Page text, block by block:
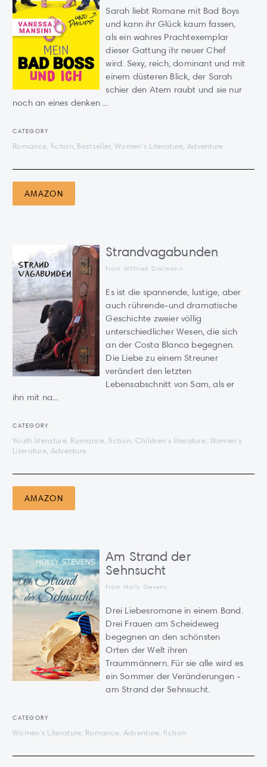
Sarah liebt Romane mit Bad Boys
und kann ihr Glück kaum fassen,
als ein wahres Prachtexemplar
dieser Gattung ihr neuer Chef
wird. Sexy, reich, dominant und mit
einem düsteren Blick, der Sarah
schier den Atem raubt und sie nur
noch an eines denken ...
CATEGORY
Romance, fiction, Bestseller, Women's Literature, Adventure
AMAZON
Strandvagabunden
from Wilfried Dreimann
Es ist die spannende, lustige, aber
auch rührende-und dramatische
Geschichte zweier völlig
unterschiedlicher Wesen, die sich
an der Costa Blanca begegnen.
Die Liebe zu einem Streuner
verändert den letzten
Lebensabschnitt von Sam, als er
ihn mit na...
CATEGORY
Youth literature, Romance, fiction, Children's literature, Women's
Literature, Adventure
AMAZON
Am Strand der
Sehnsucht
from Holly Stevens
Drei Liebesromane in einem Band.
Drei Frauen am Scheideweg
begegnen an den schönsten
Orten der Welt ihren
Traummännern. Für sie alle wird es
ein Sommer der Veränderungen -
am Strand der Sehnsucht.
CATEGORY
Women's Literature, Romance, Adventure, fiction